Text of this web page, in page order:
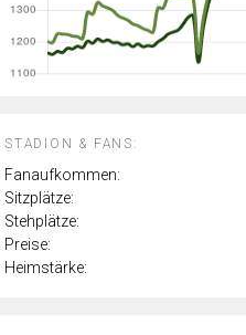
STADION & FANS:
Fanaufkommen:
Sitzplätze:
Stehplätze:
Preise:
Heimstärke: